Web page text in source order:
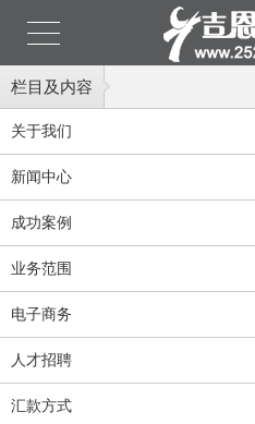
栏目及内容
关于我们
新闻中心
成功案例
业务范围
电子商务
人才招聘
汇款方式